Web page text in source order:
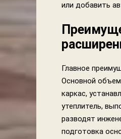
или добавить
Главное
Основной
каркас,
утеплитель,
разводят
подготовка